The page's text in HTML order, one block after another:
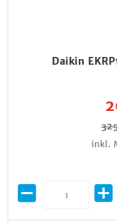
Daikin
inkl.